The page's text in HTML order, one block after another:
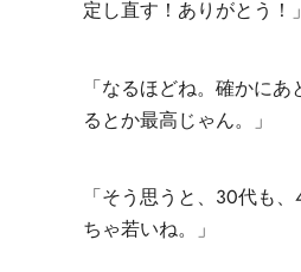
定し直す！ありがとう！」
「なるほどね。確かに
るとか最高じゃん。」
「そう思うと、30代も
ちゃ若いね。」